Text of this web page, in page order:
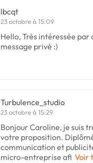
lbcqt
23 octobre à 15:09
Hello, Très intéressée par
message privé :)
Turbulence_studio
23 octobre à 15:29
Bonjour Caroline, je suis
votre proposition.
communication et
micro-entreprise afi Voir